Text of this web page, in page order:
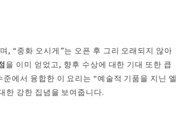
, “중화 오시게”는 오픈 후 그리 오래되지 않아
을 이미 얻었고, 향후 수상에 대한 기대 또한 큽
에서 융합한 이 요리는 “예술적 기품을 지닌 엘
한 강한 집념을 보여줍니다.